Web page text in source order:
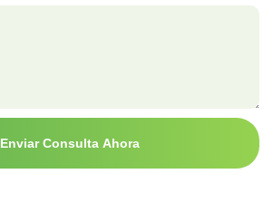
Enviar Consulta Ahora